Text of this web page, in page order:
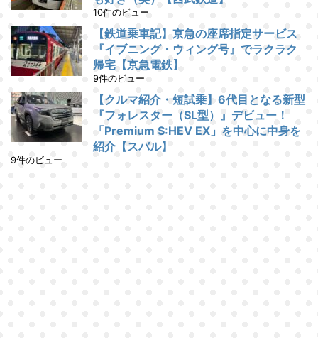
10件のビュー
【鉄道乗車記】京急の座席指定サービス
『イブニング・ウィング号』でラクラク
帰宅【京急電鉄】
9件のビュー
【クルマ紹介・短試乗】6代目となる新型
『フォレスター（SL型）』デビュー！
「Premium S:HEV EX」を中心に中身を
紹介【スバル】
9件のビュー